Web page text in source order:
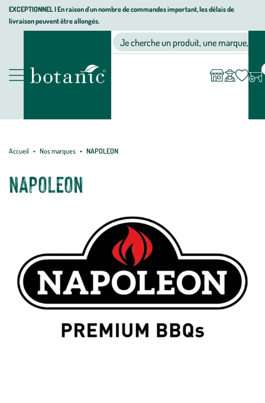
Aller
Aller
au
Aller
au
page
EXCEPTIONNEL I En raison d'un nombre de commandes important, les délais de
livraison peuvent être allongés.
Nos
animalerie,
décoration,
botanic®
Je cherche un produit, une marque, un
compte
Accueil Nos marques NAPOLEON
NAPOLEON